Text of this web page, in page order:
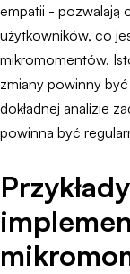
empatii - pozwalają
użytkowników, co
mikromomentów.
zmiany powinny
dokładnej analizie
powinna być